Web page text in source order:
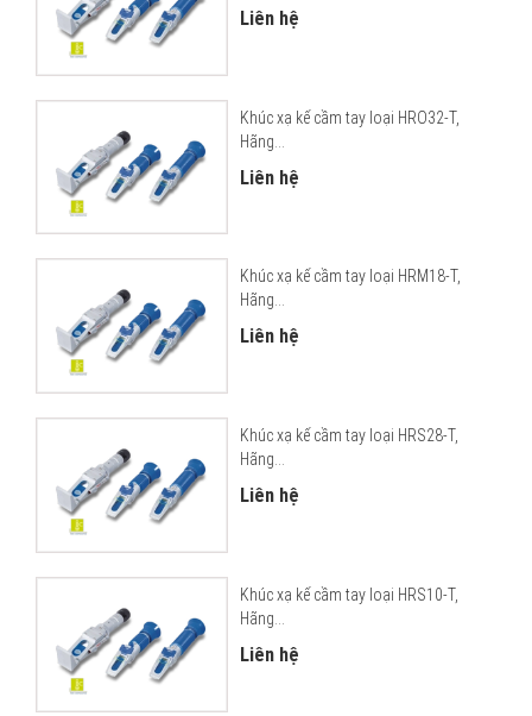
Liên hệ
Khúc xạ kế cầm tay loại HRO32-T,
Hãng...
Liên hệ
Khúc xạ kế cầm tay loại HRM18-T,
Hãng...
Liên hệ
Khúc xạ kế cầm tay loại HRS28-T,
Hãng...
Liên hệ
Khúc xạ kế cầm tay loại HRS10-T,
Hãng...
Liên hệ